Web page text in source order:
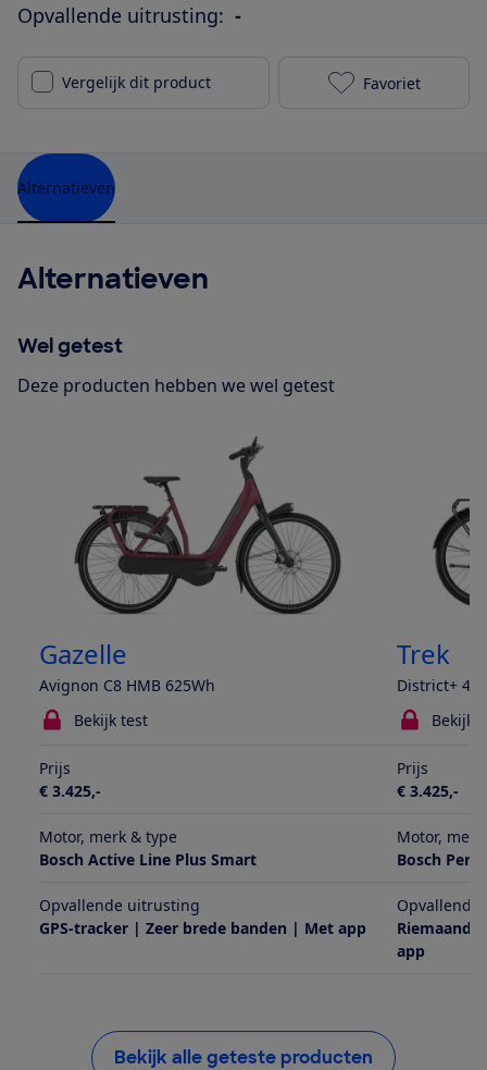
Opvallende uitrusting: -
Vergelijk dit product Giant
Favoriet
Alternatieven
Alternatieven
Wel getest
Deze producten hebben we wel getest
Gazelle
Avignon C8 HMB 625Wh
Trek
District+ 4
Bekijk test
Bekijk
Prijs
€ 3.425,-
Prijs
€ 3.425,-
Motor, merk & type
Bosch Active Line Plus Smart
Motor,
Bosch
Opvallende uitrusting
GPS-tracker | Zeer brede banden | Met app
app
Bekijk alle geteste producten